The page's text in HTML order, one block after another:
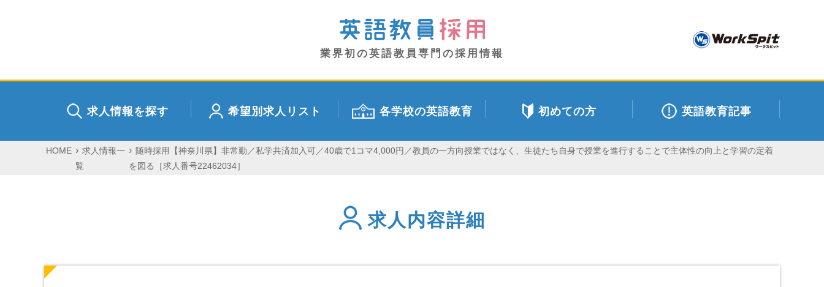
業界初の英語教員専門の採用情報
求人情報を探す 希望別求人リスト 各学校の英語教育 初めての方 英語教育記事
HOME
求人情報一
覧
随時採用【神奈川県】非常勤／私学共済加入可／40歳で1コマ4,000円／教員の一方向授業ではなく、生徒たち自身で授業を進行することで主体性の向上と学習の定着
を図る［求人番号22462034］
求人内容詳細